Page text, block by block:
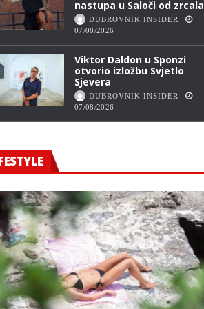
nastupa u Saloči od zrcala
DUBROVNIK INSIDER
07/08/2026
Viktor Daldon u Sponzi
otvorio izložbu Svjetlo
Sjevera
DUBROVNIK INSIDER
07/08/2026